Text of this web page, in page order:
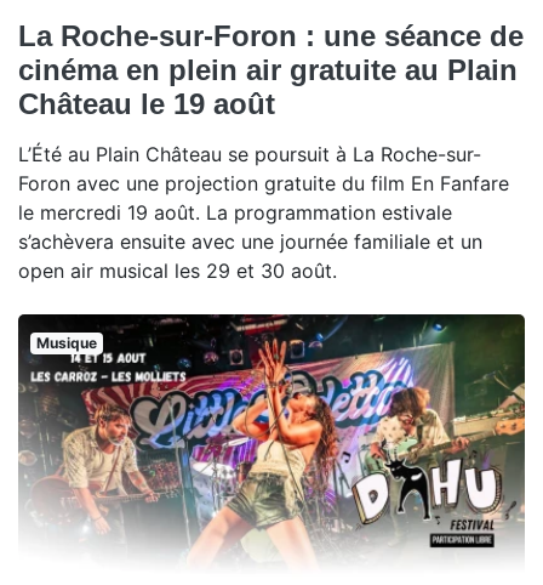
La Roche-sur-Foron : une séance de
cinéma en plein air gratuite au Plain
Château le 19 août
L’Été au Plain Château se poursuit à La Roche-sur-
Foron avec une projection gratuite du film En Fanfare
le mercredi 19 août. La programmation estivale
s’achèvera ensuite avec une journée familiale et un
open air musical les 29 et 30 août.
Musique